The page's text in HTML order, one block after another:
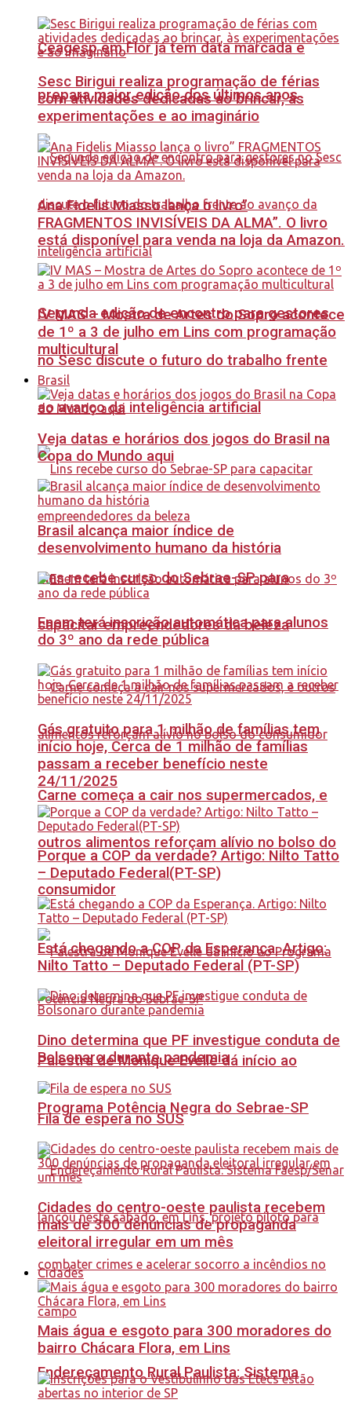
Ceagesp em Flor já tem data marcada e
prepara maior edição dos últimos anos
Segunda edição de encontro para gestores
no Sesc discute o futuro do trabalho frente
ao avanço da inteligência artificial
Lins recebe curso do Sebrae-SP para
capacitar empreendedores da beleza
Carne começa a cair nos supermercados, e
outros alimentos reforçam alívio no bolso do
consumidor
Palestra de Monique Evelle dá início ao
Programa Potência Negra do Sebrae-SP
Endereçamento Rural Paulista: Sistema
Sesc Birigui realiza programação de férias
com atividades dedicadas ao brincar, às
experimentações e ao imaginário
Ana Fidelis Miasso lança o livro”
FRAGMENTOS INVISÍVEIS DA ALMA”. O livro
está disponível para venda na loja da Amazon.
IV MAS – Mostra de Artes do Sopro acontece
de 1º a 3 de julho em Lins com programação
multicultural
Brasil
Veja datas e horários dos jogos do Brasil na
Copa do Mundo aqui
Brasil alcança maior índice de
desenvolvimento humano da história
Enem terá inscrição automática para alunos
do 3º ano da rede pública
Gás gratuito para 1 milhão de famílias tem
início hoje, Cerca de 1 milhão de famílias
passam a receber benefício neste
24/11/2025
Porque a COP da verdade? Artigo: Nilto Tatto
– Deputado Federal(PT-SP)
Está chegando a COP da Esperança. Artigo:
Nilto Tatto – Deputado Federal (PT-SP)
Dino determina que PF investigue conduta de
Bolsonaro durante pandemia
Fila de espera no SUS
Cidades do centro-oeste paulista recebem
mais de 300 denúncias de propaganda
eleitoral irregular em um mês
Cidades
Mais água e esgoto para 300 moradores do
bairro Chácara Flora, em Lins